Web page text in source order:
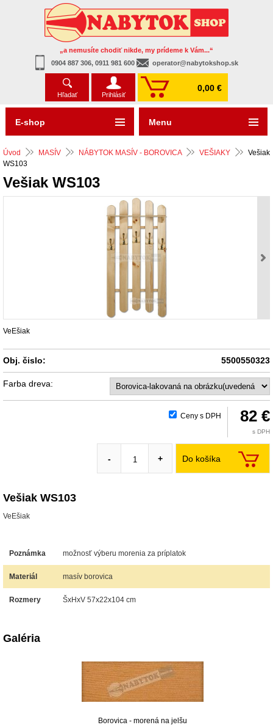
„a nemusíte chodiť nikde, my prídeme k Vám...“
0904 887 306, 0911 981 600
operator@nabytokshop.sk
Hľadať Prihlásiť
0,00 €
Úvod MASÍV NÁBYTOK MASÍV - BOROVICA VEŠIAKY
Vešiak
WS103
Vešiak WS103
VeEšiak
Obj. čislo: 5500550323
Farba dreva:
Ceny s DPH 82 €
s DPH
Do košíka
- +
Vešiak WS103
VeEšiak
Poznámka možnosť výberu morenia za príplatok
Materiál masív borovica
Rozmery ŠxHxV 57x22x104 cm
Galéria
Borovica - morená na jelšu
E-shop Menu